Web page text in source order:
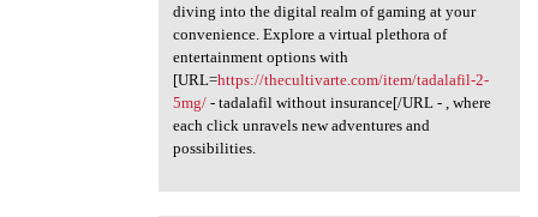
diving into the digital realm of gaming at your
convenience. Explore a virtual plethora of
entertainment options with
[URL=https://thecultivarte.com/item/tadalafil-2-
5mg/- tadalafil without insurance[/URL - , where
each click unravels new adventures and
possibilities.